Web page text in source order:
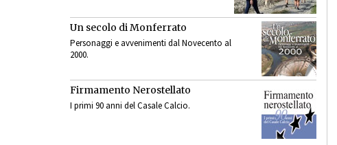
Un secolo di Monferrato
Personaggi e avvenimenti dal Novecento al
2000.
Firmamento Nerostellato
I primi 90 anni del Casale Calcio.